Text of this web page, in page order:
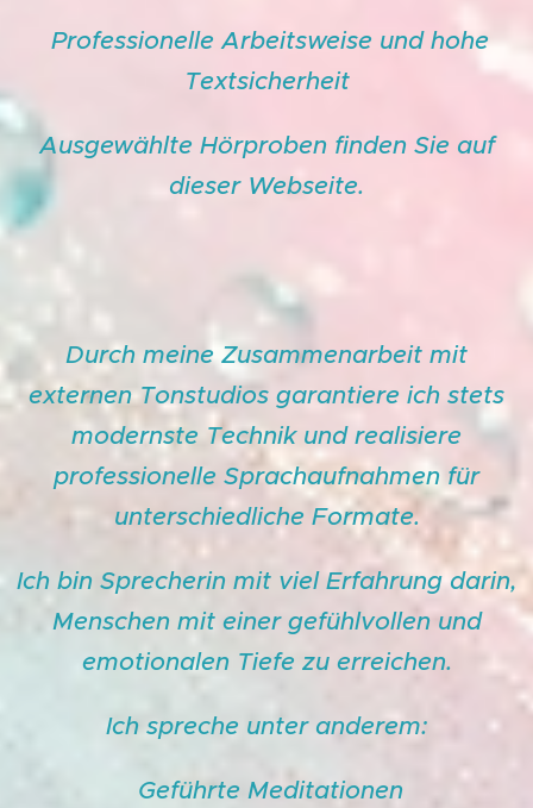
Professionelle Arbeitsweise und hohe
Textsicherheit
Ausgewählte Hörproben finden Sie auf
dieser Webseite.
Durch meine Zusammenarbeit mit
externen Tonstudios garantiere ich stets
modernste Technik und realisiere
professionelle Sprachaufnahmen für
unterschiedliche Formate.
Ich bin Sprecherin mit viel Erfahrung darin,
Menschen mit einer gefühlvollen und
emotionalen Tiefe zu erreichen.
Ich spreche unter anderem:
Geführte Meditationen